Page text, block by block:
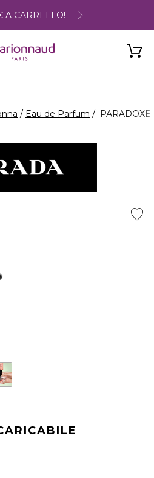
A CARRELLO!
Eau de Parfum